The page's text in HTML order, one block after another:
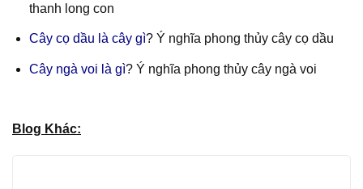
thanh long con
Cây cọ dầu là cây gì? Ý nghĩa phong thủy cây cọ dầu
Cây ngà voi là gì? Ý nghĩa phong thủy cây ngà voi
Blog Khác: